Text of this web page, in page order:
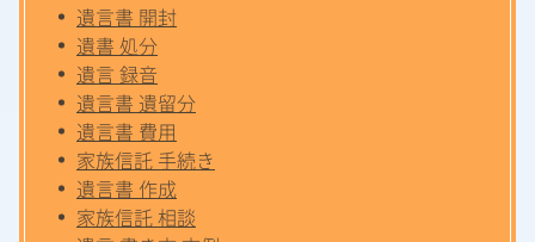
遺言書 開封
遺書 処分
遺言 録音
遺言書 遺留分
遺言書 費用
家族信託 手続き
遺言書 作成
家族信託 相談